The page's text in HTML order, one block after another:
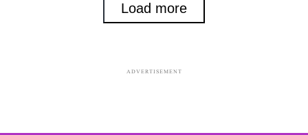
Load more
ADVERTISEMENT